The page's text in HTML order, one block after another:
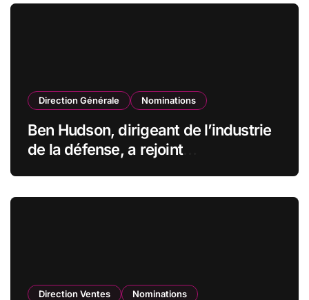
Direction Générale Nominations
Ben Hudson, dirigeant de l’industrie
de la défense, a rejoint
Direction Ventes Nominations